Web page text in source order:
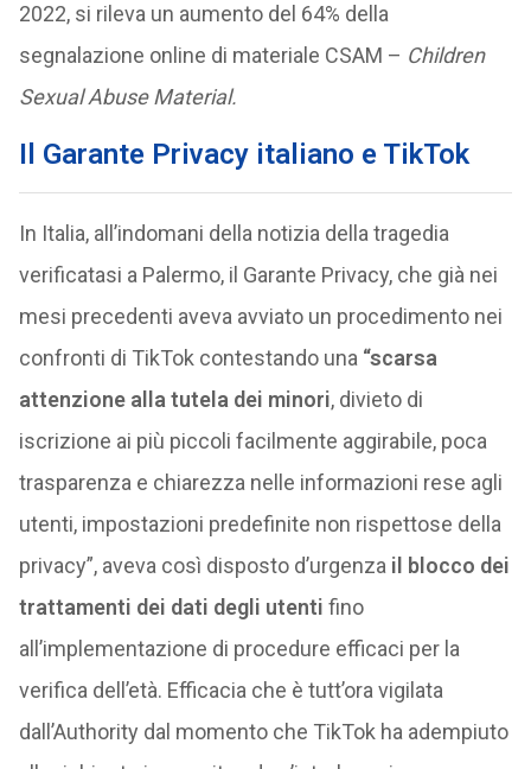
2022, si rileva un aumento del 64% della
segnalazione online di materiale CSAM – Children
Sexual Abuse Material.
Il Garante Privacy italiano e TikTok
In Italia, all’indomani della notizia della tragedia
verificatasi a Palermo, il Garante Privacy, che già nei
mesi precedenti aveva avviato un procedimento nei
confronti di TikTok contestando una “scarsa
attenzione alla tutela dei minori, divieto di
iscrizione ai più piccoli facilmente aggirabile, poca
trasparenza e chiarezza nelle informazioni rese agli
utenti, impostazioni predefinite non rispettose della
privacy”, aveva così disposto d’urgenza il blocco dei
trattamenti dei dati degli utenti fino
all’implementazione di procedure efficaci per la
verifica dell’età. Efficacia che è tutt’ora vigilata
dall’Authority dal momento che TikTok ha adempiuto